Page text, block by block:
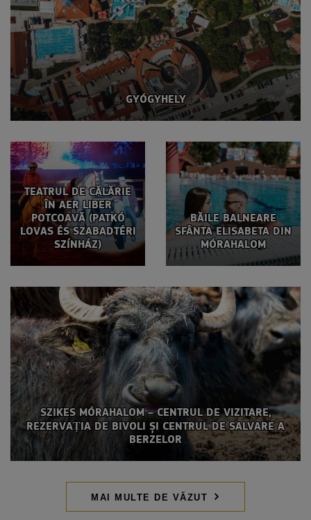
GYÓGYHELY
TEATRUL DE CĂLĂRIE
ÎN AER LIBER
POTCOAVĂ (PATKÓ
LOVAS ÉS SZABADTÉRI
SZÍNHÁZ)
BĂILE BALNEARE
SFÂNTA ELISABETA DIN
MÓRAHALOM
SZIKES MÓRAHALOM – CENTRUL DE VIZITARE,
REZERVAȚIA DE BIVOLI ȘI CENTRUL DE SALVARE A
BERZELOR
MAI MULTE DE VĂZUT